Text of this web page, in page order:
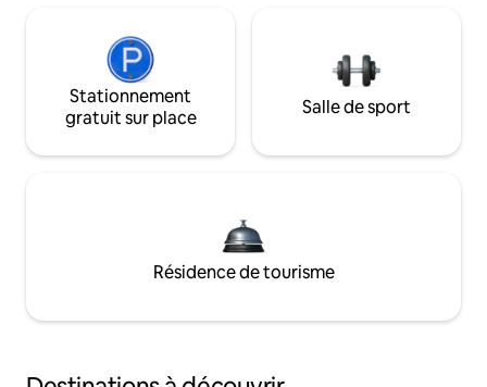
Stationnement
gratuit sur place
Salle de sport
Résidence de tourisme